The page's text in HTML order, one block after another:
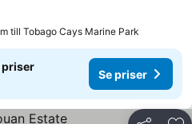
till Tobago Cays Marine Park
priser
Se priser